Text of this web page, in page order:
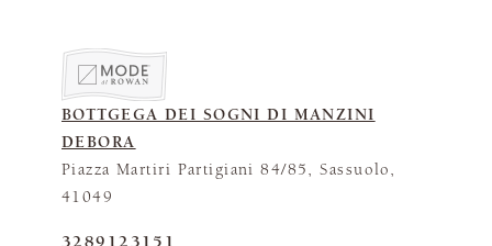
BOTTGEGA DEI SOGNI DI MANZINI
DEBORA
Piazza Martiri Partigiani 84/85, Sassuolo,
41049
3289123151